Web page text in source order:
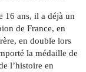
16 ans, il a déjà un
de France, en
en double lors
la médaille de
l’histoire en